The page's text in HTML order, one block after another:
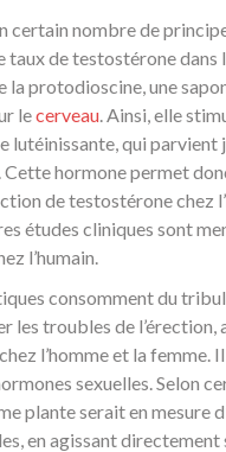
certain nombre de
taux de testostérone dans
la protodioscine, une
lecerveau . Ainsi, elle
lutéinissante, qui parvient
Cette hormone permet
de testostérone chez
études cliniques sont
l’humain.
consomment du
les troubles de l’érection,
l’homme et la femme.
sexuelles. Selon
plante serait en mesure
en agissant directement